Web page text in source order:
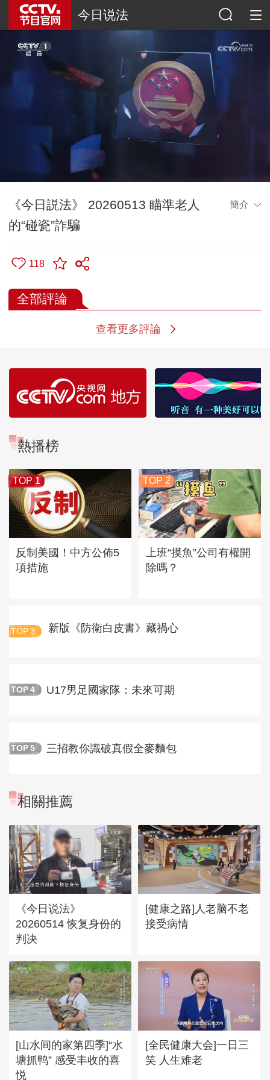
今日说法
《今日説法》 20260513 瞄準老人
的“碰瓷”詐騙
簡介
118
全部評論
查看更多評論
熱播榜
TOP 1
反制美國！中方公佈5
項措施
TOP 2
上班“摸魚”公司有權開
除嗎？
TOP 3 新版《防衛白皮書》藏禍心
TOP 4 U17男足國家隊：未來可期
TOP 5 三招教你識破真假全麥麵包
相關推薦
《今日说法》
20260514 恢复身份的
判决
[健康之路]人老脑不老
接受病情
[山水间的家第四季]“水
塘抓鸭” 感受丰收的喜
悦
[全民健康大会]一日三
笑 人生难老